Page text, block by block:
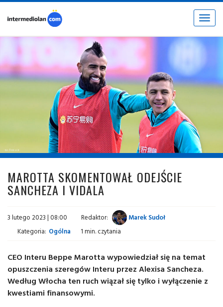
Toggle
fot. © inter.it
MAROTTA SKOMENTOWAŁ ODEJŚCIE
SANCHEZA I VIDALA
3 lutego 2023 | 08:00 Redaktor:
Marek Sudoł
Kategoria: Ogólna 1 min. czytania
CEO Interu Beppe Marotta wypowiedział się na temat
opuszczenia szeregów Interu przez Alexisa Sancheza.
Według Włocha ten ruch wiązał się tylko i wyłączenie z
kwestiami finansowymi.